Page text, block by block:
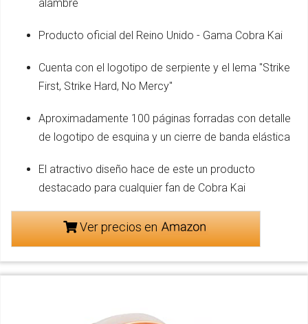
alambre
Producto oficial del Reino Unido - Gama Cobra Kai
Cuenta con el logotipo de serpiente y el lema "Strike
First, Strike Hard, No Mercy"
Aproximadamente 100 páginas forradas con detalle
de logotipo de esquina y un cierre de banda elástica
El atractivo diseño hace de este un producto
destacado para cualquier fan de Cobra Kai
Ver precios en